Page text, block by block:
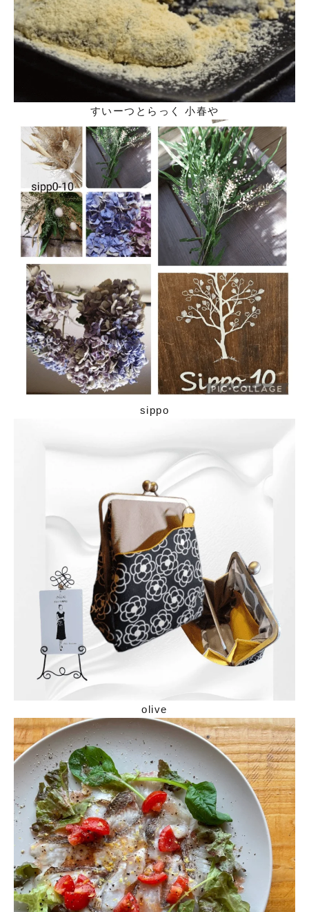
すいーつとらっく 小春や
sippo
olive